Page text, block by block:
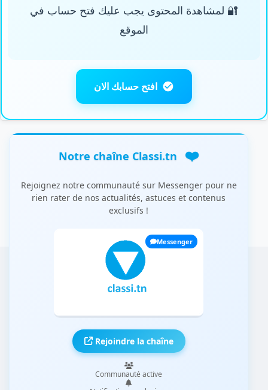
🔐 لمشاهدة المحتوى يجب عليك فتح حساب في
الموقع
افتح حسابك الان
Notre chaîne Classi.tn ❤️
Rejoignez notre communauté sur Messenger pour ne
rien rater de nos actualités, astuces et contenus
exclusifs !
Messenger
Rejoindre la chaîne
Communauté active